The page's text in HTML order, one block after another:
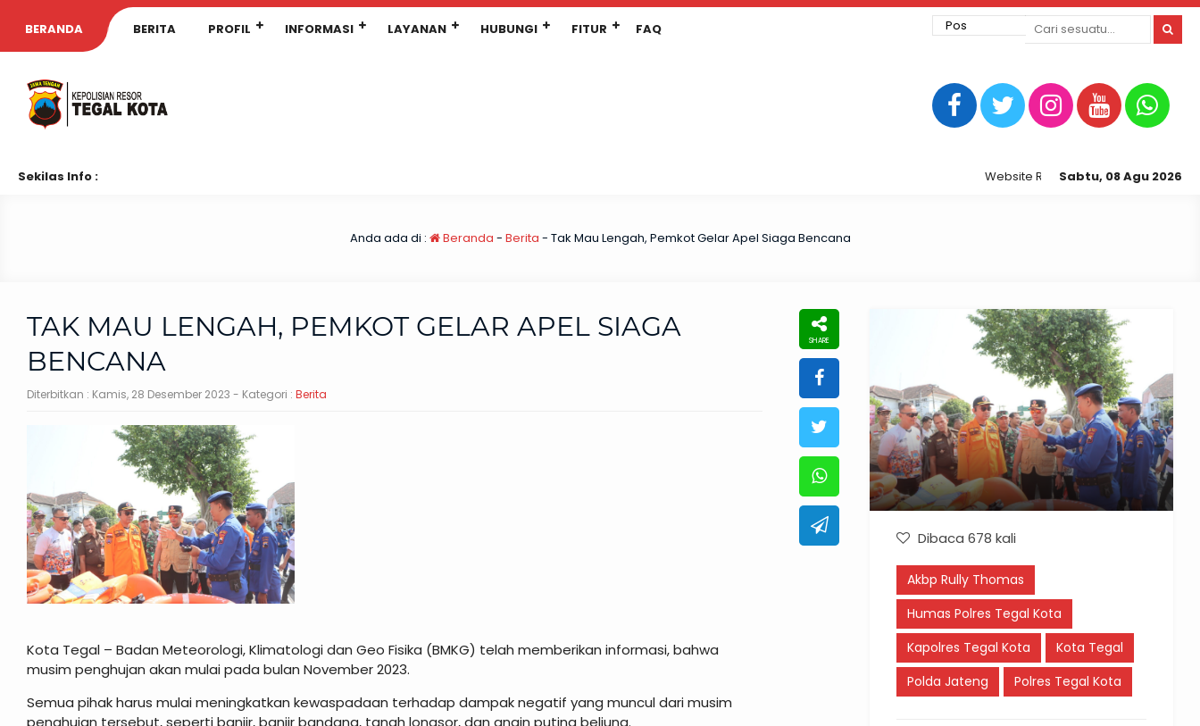
BERANDA BERITA PROFIL INFORMASI LAYANAN HUBUNGI FITUR FAQ
Sekilas Info : Sabtu, 08 Agu 2026
Website Resmi Kepolisian Resor Tegal
Anda ada di : Beranda - Berita - Tak Mau Lengah, Pemkot Gelar Apel Siaga Bencana
TAK MAU LENGAH, PEMKOT GELAR APEL SIAGA
BENCANA
Diterbitkan : Kamis, 28 Desember 2023 - Kategori : Berita
Kota Tegal – Badan Meteorologi, Klimatologi dan Geo Fisika (BMKG) telah memberikan informasi, bahwa
musim penghujan akan mulai pada bulan November 2023.
Semua pihak harus mulai meningkatkan kewaspadaan terhadap dampak negatif yang muncul dari musim
penghujan tersebut, seperti banjir, banjir bandang, tanah longsor, dan angin puting beliung.
Dibaca 678 kali
Akbp Rully Thomas
Humas Polres Tegal Kota
Kapolres Tegal Kota
Kota Tegal
Polda Jateng
Polres Tegal Kota